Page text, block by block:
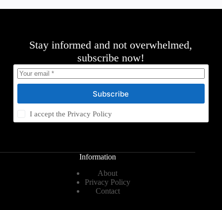
Stay informed and not overwhelmed,
subscribe now!
Subscribe
I accept thePrivacy Policy
Information
About
Privacy Policy
Contact